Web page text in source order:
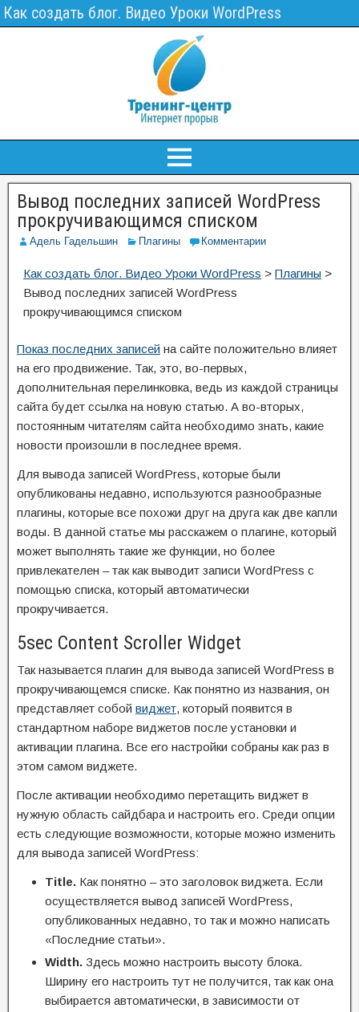
Как создать блог. Видео Уроки WordPress
Вывод последних записей WordPress
прокручивающимся списком
Адель Гадельшин Плагины Комментарии
Как создать блог. Видео Уроки WordPress > Плагины >
Вывод последних записей WordPress
прокручивающимся списком
Показ последних записей на сайте положительно влияет
на его продвижение. Так, это, во-первых,
дополнительная перелинковка, ведь из каждой страницы
сайта будет ссылка на новую статью. А во-вторых,
постоянным читателям сайта необходимо знать, какие
новости произошли в последнее время.
Для вывода записей WordPress, которые были
опубликованы недавно, используются разнообразные
плагины, которые все похожи друг на друга как две капли
воды. В данной статье мы расскажем о плагине, который
может выполнять такие же функции, но более
привлекателен – так как выводит записи WordPress с
помощью списка, который автоматически
прокручивается.
5sec Content Scroller Widget
Так называется плагин для вывода записей WordPress в
прокручивающемся списке. Как понятно из названия, он
представляет собой виджет, который появится в
стандартном наборе виджетов после установки и
активации плагина. Все его настройки собраны как раз в
этом самом виджете.
После активации необходимо перетащить виджет в
нужную область сайдбара и настроить его. Среди опции
есть следующие возможности, которые можно изменить
для вывода записей WordPress:
Title. Как понятно – это заголовок виджета. Если
осуществляется вывод записей WordPress,
опубликованных недавно, то так и можно написать
«Последние статьи».
Width. Здесь можно настроить высоту блока.
Ширину его настроить тут не получится, так как она
выбирается автоматически, в зависимости от